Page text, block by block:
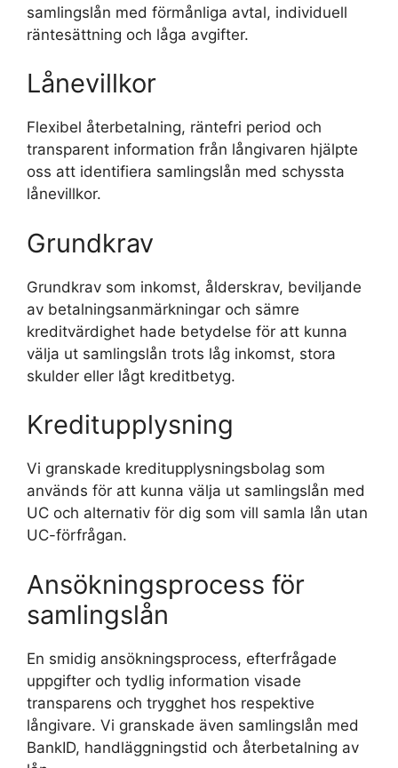
samlingslån med förmånliga avtal, individuell
räntesättning och låga avgifter.
Lånevillkor
Flexibel återbetalning, räntefri period och
transparent information från långivaren hjälpte
oss att identifiera samlingslån med schyssta
lånevillkor.
Grundkrav
Grundkrav som inkomst, ålderskrav, beviljande
av betalningsanmärkningar och sämre
kreditvärdighet hade betydelse för att kunna
välja ut samlingslån trots låg inkomst, stora
skulder eller lågt kreditbetyg.
Kreditupplysning
Vi granskade kreditupplysningsbolag som
används för att kunna välja ut samlingslån med
UC och alternativ för dig som vill samla lån utan
UC-förfrågan.
Ansökningsprocess för
samlingslån
En smidig ansökningsprocess, efterfrågade
uppgifter och tydlig information visade
transparens och trygghet hos respektive
långivare. Vi granskade även samlingslån med
BankID, handläggningstid och återbetalning av